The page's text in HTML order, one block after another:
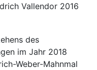
Vallendor 2016
des
im Jahr 2018
Weber-Mahnmal